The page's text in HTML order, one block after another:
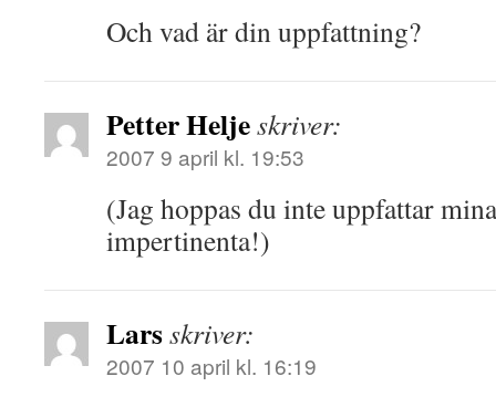
Och vad är din uppfattning?
Petter Heljeskriver:
2007 9 april kl. 19:53
(Jag hoppas du inte uppfattar
impertinenta!)
Larsskriver:
2007 10 april kl. 16:19